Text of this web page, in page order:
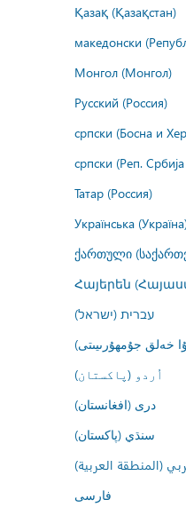
Қазақ (Қазақстан)
македонски
Монгол (Монгол)
Русский (Россия)
српски (Босна и
српски (Реп.
Татар (Россия)
Українська
ქართული
Հայերեն
עברית (ישראל)
خەلق جۇمھۇرىيىتى)
اُردو (پاکستان)
درى (افغانستان)
سنڌي (پاکستان)
(المنطقة العربية)
فارسى